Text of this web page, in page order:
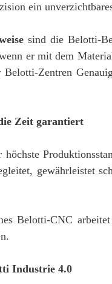
ein
sind die Belotti-
er mit dem
Belotti-Zentren
Zeit garantiert
gewährleistet
Belotti-CNC arbeitet
Industrie 4.0